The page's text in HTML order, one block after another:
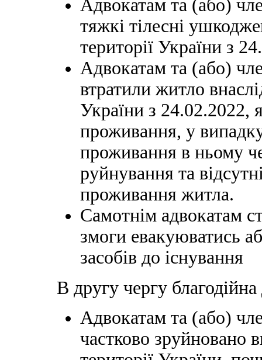
Адвокатам та (або)
тяжкі тілесні
території України з
Адвокатам та (або)
втратили житло
України з 24.02.2022,
проживання, у
проживання в ньому
руйнування та
проживання житла.
Самотнім адвокатам
змоги евакуюватись
засобів до існування
В другу чергу
Адвокатам та (або)
частково зруйновано